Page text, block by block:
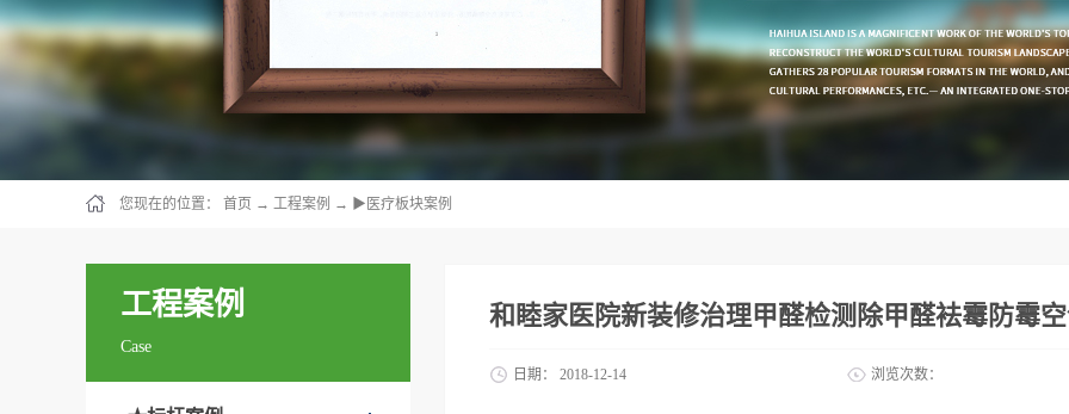
您现在的位置： 首页 → 工程案例 → ▶医疗板块案例
工程案例
Case
和睦家医院新装修治理甲醛检测除甲醛袪霉防霉
日期： 2018-12-14 浏览次数：